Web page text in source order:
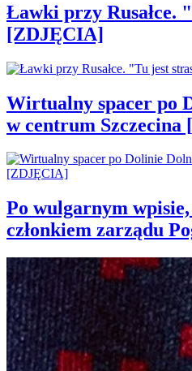
Ławki przy Rusałce.
[ZDJĘCIA]
Wirtualny spacer po
w centrum
Po wulgarnym
członkiem zarządu